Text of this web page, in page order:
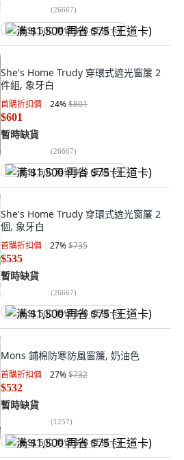
(26667)
满 $1,500 再省 $75 (王道卡)
She's Home Trudy 穿環式遮光窗簾 2
件組, 象牙白
首購折扣價 24%$801
$601
暫時缺貨
(26667)
满 $1,500 再省 $75 (王道卡)
She's Home Trudy 穿環式遮光窗簾 2
個, 象牙白
首購折扣價 27%$735
$535
暫時缺貨
(26667)
满 $1,500 再省 $75 (王道卡)
Mons 鋪棉防寒防風窗簾, 奶油色
首購折扣價 27%$732
$532
暫時缺貨
(1257)
满 $1,500 再省 $75 (王道卡)